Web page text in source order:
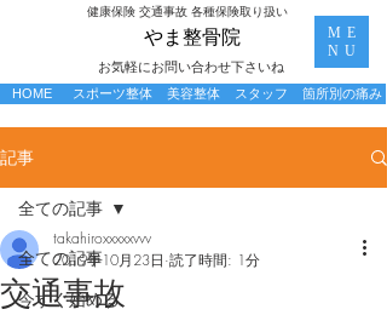
お気軽にお問い合わせ下さいね
​やま整骨院
​健康保険 交通事故 各種保険取り扱い
ME
NU
スポーツ整体 美容整体 箇所別の痛み
HOME スタッフ
記事
全ての記事
今すぐ始める
全ての記事
交通事故
takahiroxxxxxvvv
2019年10月23日 読了時間: 1分